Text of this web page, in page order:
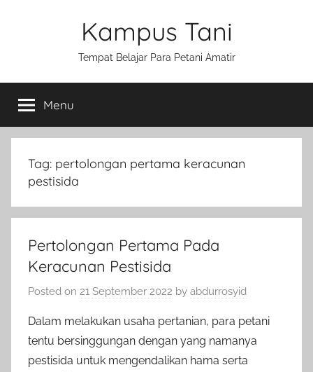
Kampus Tani
Tempat Belajar Para Petani Amatir
Menu
Tag: pertolongan pertama keracunan
pestisida
Pertolongan Pertama Pada
Keracunan Pestisida
Posted on 21 September 2022 by abdurrosyid
Dalam melakukan usaha pertanian, para petani
tentu bersinggungan dengan yang namanya
pestisida untuk mengendalikan hama serta